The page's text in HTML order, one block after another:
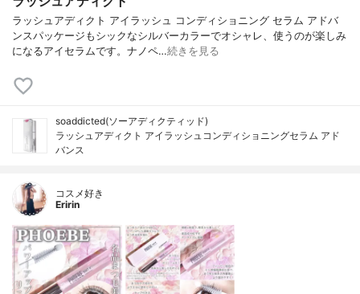
ラッシュアディクト アイラッシュ コンディショニング セラム アドバ
ンスパッケージもシックなシルバーカラーでオシャレ、使うのが楽しみ
になるアイセラムです。ナノペ…続きを見る
soaddicted(ソーアディクティッド)
ラッシュアディクト アイラッシュコンディショニングセラム アド
バンス
コスメ好き
Eririn